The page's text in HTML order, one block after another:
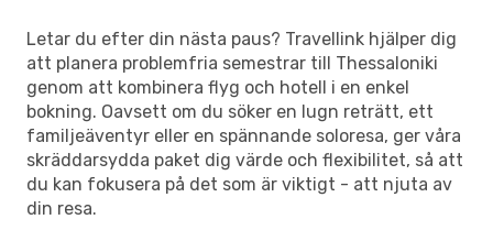
Letar du efter din nästa paus? Travellink hjälper dig
att planera problemfria semestrar till Thessaloniki
genom att kombinera flyg och hotell i en enkel
bokning. Oavsett om du söker en lugn reträtt, ett
familjeäventyr eller en spännande soloresa, ger våra
skräddarsydda paket dig värde och flexibilitet, så att
du kan fokusera på det som är viktigt - att njuta av
din resa.